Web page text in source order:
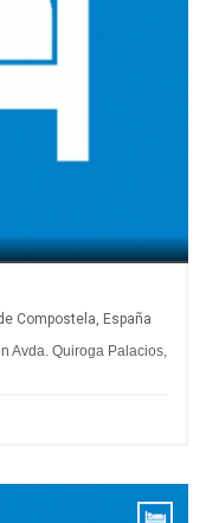
Compostela, España
Avda. Quiroga Palacios,